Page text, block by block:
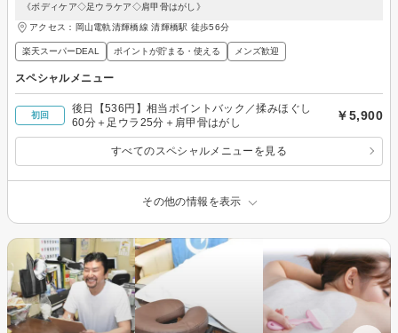
《ボディケア◇足ウラケア◇肩甲骨はがし》
アクセス：岡山電軌清輝橋線 清輝橋駅 徒歩56分
楽天スーパーDEAL ポイントが貯まる・使える メンズ歓迎
スペシャルメニュー
初回
後日【536円】相当ポイントバック／揉みほぐし
60分＋足ウラ25分＋肩甲骨はがし
￥5,900
すべてのスペシャルメニューを見る
その他の情報を表示